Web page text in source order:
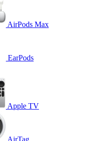
AirPods Max
EarPods
Apple TV